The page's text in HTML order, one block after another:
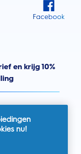
Facebook
en krijg 10%
nu!